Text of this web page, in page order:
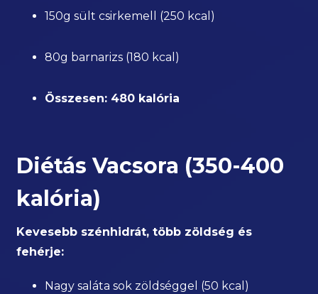
150g sült csirkemell (250 kcal)
80g barnarizs (180 kcal)
Összesen: 480 kalória
Diétás Vacsora (350-400
kalória)
Kevesebb szénhidrát, több zöldség és
fehérje:
Nagy saláta sok zöldséggel (50 kcal)